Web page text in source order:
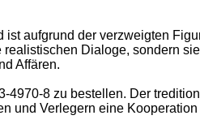
aufgrund der verzweigten
Dialoge, sondern
Affären.
8 zu bestellen. Der
und Verlegern eine